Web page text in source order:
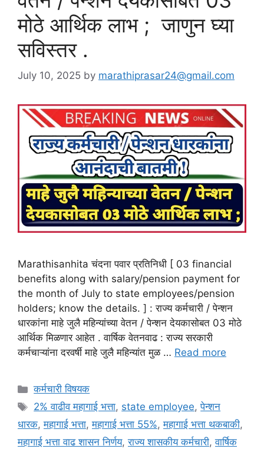
मोठे आर्थिक लाभ ; जाणुन घ्या
सविस्तर .
July 10, 2025 by marathiprasar24@gmail.com
Marathisanhita चंदना पवार प्रतिनिधी [ 03 financial
benefits along with salary/pension payment for
the month of July to state employees/pension
holders; know the details. ] : राज्य कर्मचारी / पेन्शन
धारकांना माहे जुलै महिन्यांच्या वेतन / पेन्शन देयकासोबत 03 मोठे
आर्थिक मिळणार आहेत . वार्षिक वेतनवाढ : राज्य सरकारी
कर्मचाऱ्यांना दरवर्षी माहे जुलै महिन्यांत मुळ … Read more
Categories
कर्मचारी विषयक
Tags
2% वाढीव महागाई भत्ता, state employee,पेन्शन
धारक,महागाई भत्ता,महागाई भत्ता 55%,महागाई भत्ता थकबाकी,
महागाई भत्ता वाढ शासन निर्णय,राज्य शासकीय कर्मचारी,वार्षिक